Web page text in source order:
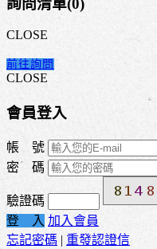
詢問清單(0)
CLOSE
前往詢問
CLOSE
會員登入
帳 號
密 碼
驗證碼
登 入 加入會員
忘記密碼 | 重發認證信